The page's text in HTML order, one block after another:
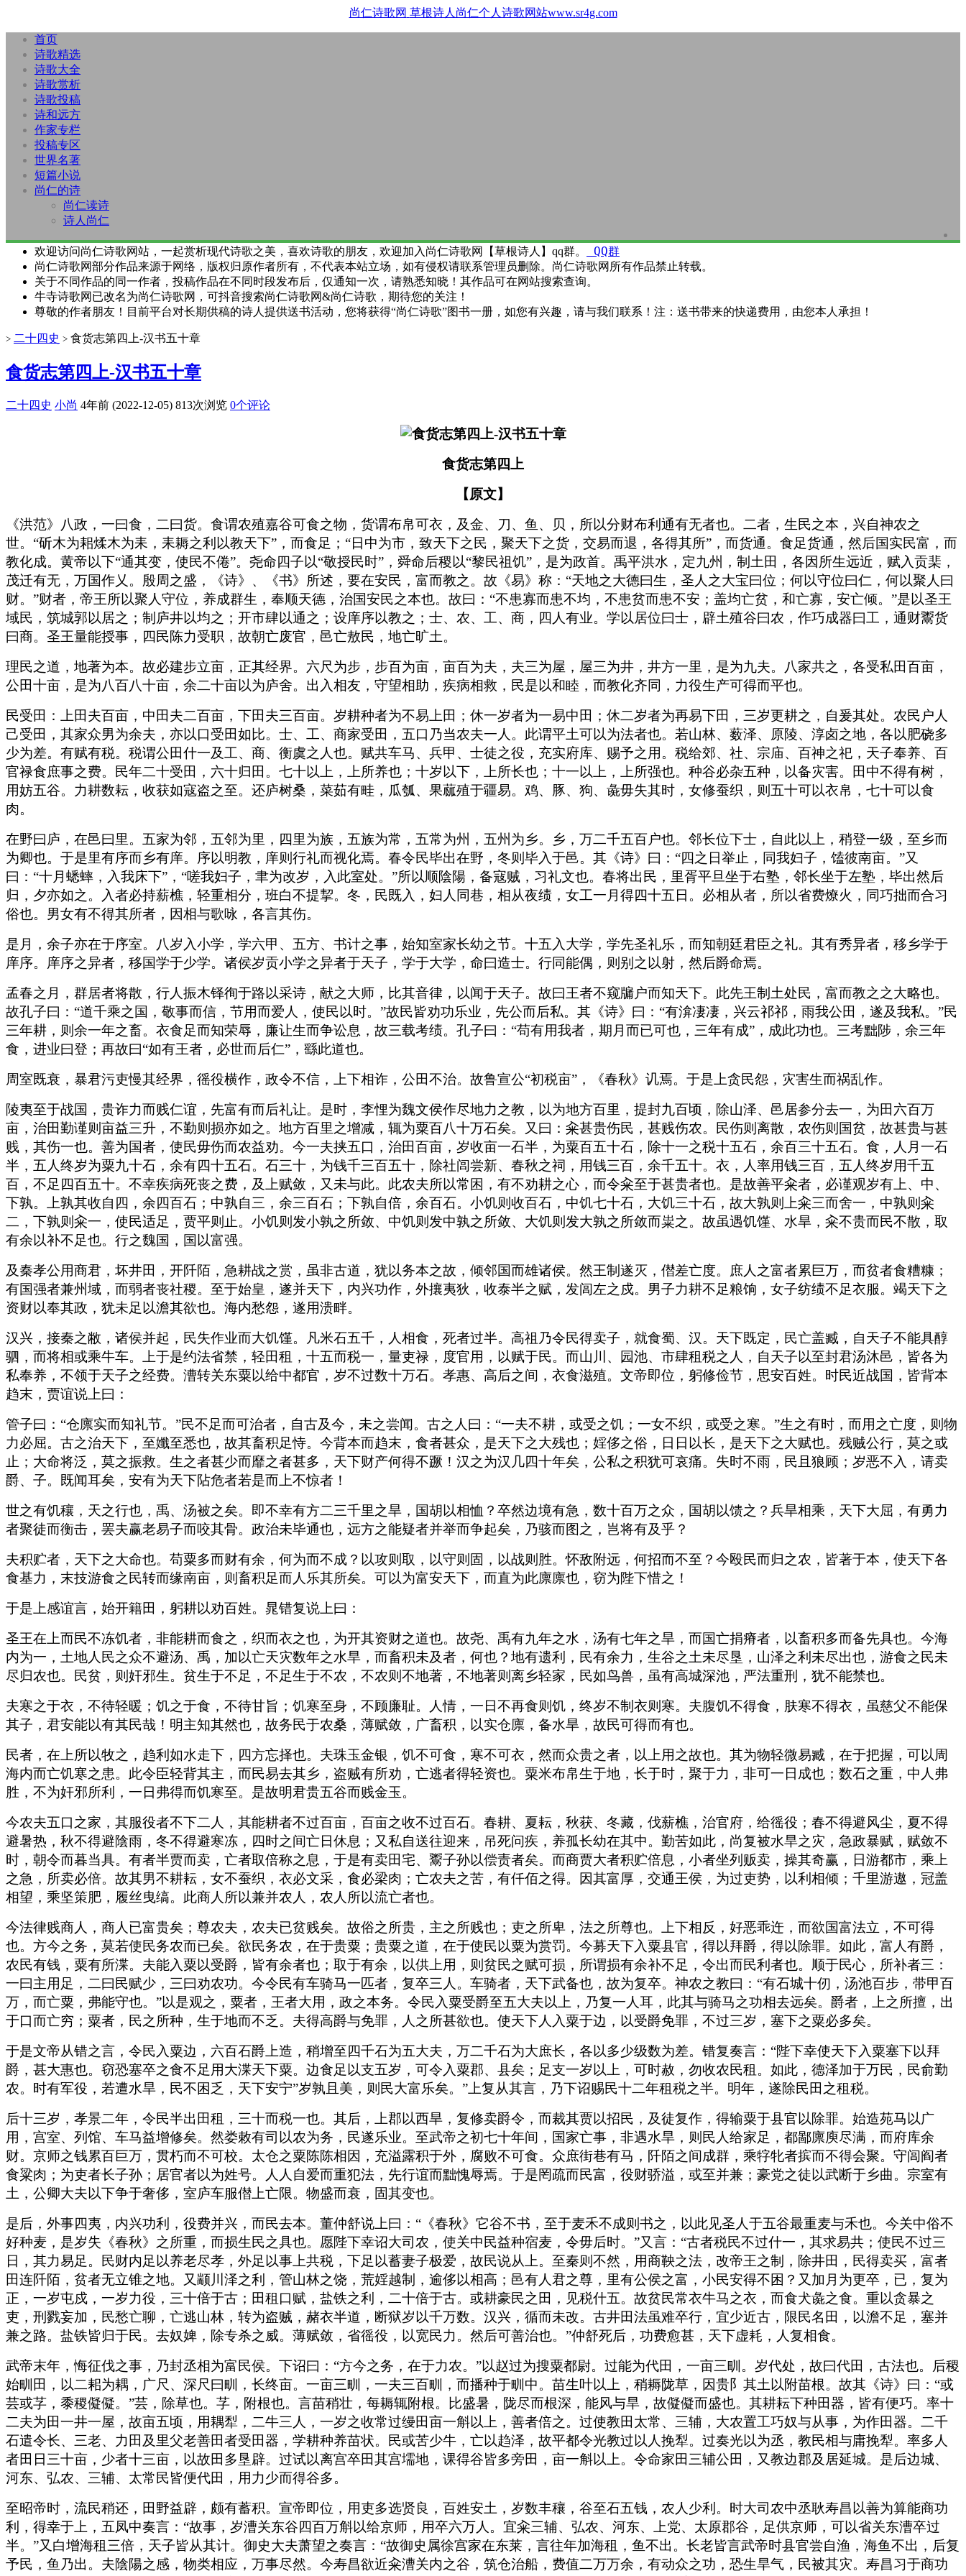
尚仁诗歌网 草根诗人尚仁个人诗歌网站www.sr4g.com
首页
诗歌精选
诗歌大全
诗歌赏析
诗歌投稿
诗和远方
作家专栏
投稿专区
世界名著
短篇小说
尚仁的诗
尚仁读诗
诗人尚仁
欢迎访问尚仁诗歌网站，一起赏析现代诗歌之美，喜欢诗歌的朋友，欢迎加入尚仁诗歌网【草根诗人】qq群。 QQ群
尚仁诗歌网部分作品来源于网络，版权归原作者所有，不代表本站立场，如有侵权请联系管理员删除。尚仁诗歌网所有作品禁止转载。
关于不同作品的同一作者，投稿作品在不同时段发布后，仅通知一次，请熟悉知晓！其作品可在网站搜索查询。
牛寺诗歌网已改名为尚仁诗歌网，可抖音搜索尚仁诗歌网&尚仁诗歌，期待您的关注！
尊敬的作者朋友！目前平台对长期供稿的诗人提供送书活动，您将获得“尚仁诗歌”图书一册，如您有兴趣，请与我们联系！注：送书带来的快递费用，由您本人承担！
> 二十四史 > 食货志第四上-汉书五十章
食货志第四上-汉书五十章
二十四史 小尚 4年前 (2022-12-05) 813次浏览 0个评论
食货志第四上
【原文】
《洪范》八政，一曰食，二曰货。食谓农殖嘉谷可食之物，货谓布帛可衣，及金、刀、鱼、贝，所以分财布利通有无者也。二者，生民之本，兴自神农之
世。“斫木为耜煣木为耒，耒耨之利以教天下”，而食足；“日中为市，致天下之民，聚天下之货，交易而退，各得其所”，而货通。食足货通，然后国实民富，而
教化成。黄帝以下“通其变，使民不倦”。尧命四子以“敬授民时”，舜命后稷以“黎民祖饥”，是为政首。禹平洪水，定九州，制土田，各因所生远近，赋入贡棐，
茂迁有无，万国作乂。殷周之盛，《诗》、《书》所述，要在安民，富而教之。故《易》称：“天地之大德曰生，圣人之大宝曰位；何以守位曰仁，何以聚人曰
财。”财者，帝王所以聚人守位，养成群生，奉顺天德，治国安民之本也。故曰：“不患寡而患不均，不患贫而患不安；盖均亡贫，和亡寡，安亡倾。”是以圣王
域民，筑城郭以居之；制庐井以均之；开市肆以通之；设庠序以教之；士、农、工、商，四人有业。学以居位曰士，辟土殖谷曰农，作巧成器曰工，通财鬻货
曰商。圣王量能授事，四民陈力受职，故朝亡废官，邑亡敖民，地亡旷土。
理民之道，地著为本。故必建步立亩，正其经界。六尺为步，步百为亩，亩百为夫，夫三为屋，屋三为井，井方一里，是为九夫。八家共之，各受私田百亩，
公田十亩，是为八百八十亩，余二十亩以为庐舍。出入相友，守望相助，疾病相救，民是以和睦，而教化齐同，力役生产可得而平也。
民受田：上田夫百亩，中田夫二百亩，下田夫三百亩。岁耕种者为不易上田；休一岁者为一易中田；休二岁者为再易下田，三岁更耕之，自爰其处。农民户人
己受田，其家众男为余夫，亦以口受田如比。士、工、商家受田，五口乃当农夫一人。此谓平土可以为法者也。若山林、薮泽、原陵、淳卤之地，各以肥硗多
少为差。有赋有税。税谓公田什一及工、商、衡虞之人也。赋共车马、兵甲、士徒之役，充实府库、赐予之用。税给郊、社、宗庙、百神之祀，天子奉养、百
官禄食庶事之费。民年二十受田，六十归田。七十以上，上所养也；十岁以下，上所长也；十一以上，上所强也。种谷必杂五种，以备灾害。田中不得有树，
用妨五谷。力耕数耘，收获如寇盗之至。还庐树桑，菜茹有畦，瓜瓠、果蓏殖于疆易。鸡、豚、狗、彘毋失其时，女修蚕织，则五十可以衣帛，七十可以食
肉。
在野曰庐，在邑曰里。五家为邻，五邻为里，四里为族，五族为常，五常为州，五州为乡。乡，万二千五百户也。邻长位下士，自此以上，稍登一级，至乡而
为卿也。于是里有序而乡有庠。序以明教，庠则行礼而视化焉。春令民毕出在野，冬则毕入于邑。其《诗》曰：“四之日举止，同我妇子，馌彼南亩。”又
曰：“十月蟋蟀，入我床下”，“嗟我妇子，聿为改岁，入此室处。”所以顺陰陽，备寇贼，习礼文也。春将出民，里胥平旦坐于右塾，邻长坐于左塾，毕出然后
归，夕亦如之。入者必持薪樵，轻重相分，班白不提挈。冬，民既入，妇人同巷，相从夜绩，女工一月得四十五日。必相从者，所以省费燎火，同巧拙而合习
俗也。男女有不得其所者，因相与歌咏，各言其伤。
是月，余子亦在于序室。八岁入小学，学六甲、五方、书计之事，始知室家长幼之节。十五入大学，学先圣礼乐，而知朝廷君臣之礼。其有秀异者，移乡学于
庠序。庠序之异者，移国学于少学。诸侯岁贡小学之异者于天子，学于大学，命曰造士。行同能偶，则别之以射，然后爵命焉。
孟春之月，群居者将散，行人振木铎徇于路以采诗，献之大师，比其音律，以闻于天子。故曰王者不窥牖户而知天下。此先王制土处民，富而教之之大略也。
故孔子曰：“道千乘之国，敬事而信，节用而爱人，使民以时。”故民皆劝功乐业，先公而后私。其《诗》曰：“有渰凄凄，兴云祁祁，雨我公田，遂及我私。”民
三年耕，则余一年之畜。衣食足而知荣辱，廉让生而争讼息，故三载考绩。孔子曰：“苟有用我者，期月而已可也，三年有成”，成此功也。三考黜陟，余三年
食，进业曰登；再故曰“如有王者，必世而后仁”，繇此道也。
周室既衰，暴君污吏慢其经界，徭役横作，政令不信，上下相诈，公田不治。故鲁宣公“初税亩”，《春秋》讥焉。于是上贪民怨，灾害生而祸乱作。
陵夷至于战国，贵诈力而贱仁谊，先富有而后礼让。是时，李悝为魏文侯作尽地力之教，以为地方百里，提封九百顷，除山泽、邑居参分去一，为田六百万
亩，治田勤谨则亩益三升，不勤则损亦如之。地方百里之增减，辄为粟百八十万石矣。又曰：籴甚贵伤民，甚贱伤农。民伤则离散，农伤则国贫，故甚贵与甚
贱，其伤一也。善为国者，使民毋伤而农益劝。今一夫挟五口，治田百亩，岁收亩一石半，为粟百五十石，除十一之税十五石，余百三十五石。食，人月一石
半，五人终岁为粟九十石，余有四十五石。石三十，为钱千三百五十，除社闾尝新、春秋之祠，用钱三百，余千五十。衣，人率用钱三百，五人终岁用千五
百，不足四百五十。不幸疾病死丧之费，及上赋敛，又未与此。此农夫所以常困，有不劝耕之心，而令籴至于甚贵者也。是故善平籴者，必谨观岁有上、中、
下孰。上孰其收自四，余四百石；中孰自三，余三百石；下孰自倍，余百石。小饥则收百石，中饥七十石，大饥三十石，故大孰则上籴三而舍一，中孰则籴
二，下孰则籴一，使民适足，贾平则止。小饥则发小孰之所敛、中饥则发中孰之所敛、大饥则发大孰之所敛而粜之。故虽遇饥馑、水旱，籴不贵而民不散，取
有余以补不足也。行之魏国，国以富强。
及秦孝公用商君，坏井田，开阡陌，急耕战之赏，虽非古道，犹以务本之故，倾邻国而雄诸侯。然王制遂灭，僣差亡度。庶人之富者累巨万，而贫者食糟糠；
有国强者兼州域，而弱者丧社稷。至于始皇，遂并天下，内兴功作，外攘夷狄，收泰半之赋，发闾左之戍。男子力耕不足粮饷，女子纺绩不足衣服。竭天下之
资财以奉其政，犹未足以澹其欲也。海内愁怨，遂用溃畔。
汉兴，接秦之敝，诸侯并起，民失作业而大饥馑。凡米石五千，人相食，死者过半。高祖乃令民得卖子，就食蜀、汉。天下既定，民亡盖臧，自天子不能具醇
驷，而将相或乘牛车。上于是约法省禁，轻田租，十五而税一，量吏禄，度官用，以赋于民。而山川、园池、市肆租税之人，自天子以至封君汤沐邑，皆各为
私奉养，不领于天子之经费。漕转关东粟以给中都官，岁不过数十万石。孝惠、高后之间，衣食滋殖。文帝即位，躬修俭节，思安百姓。时民近战国，皆背本
趋末，贾谊说上曰：
管子曰：“仓廪实而知礼节。”民不足而可治者，自古及今，未之尝闻。古之人曰：“一夫不耕，或受之饥；一女不织，或受之寒。”生之有时，而用之亡度，则物
力必屈。古之治天下，至孅至悉也，故其畜积足恃。今背本而趋末，食者甚众，是天下之大残也；婬侈之俗，日日以长，是天下之大赋也。残贼公行，莫之或
止；大命将泛，莫之振救。生之者甚少而靡之者甚多，天下财产何得不蹶！汉之为汉几四十年矣，公私之积犹可哀痛。失时不雨，民且狼顾；岁恶不入，请卖
爵、子。既闻耳矣，安有为天下阽危者若是而上不惊者！
世之有饥穰，天之行也，禹、汤被之矣。即不幸有方二三千里之旱，国胡以相恤？卒然边境有急，数十百万之众，国胡以馈之？兵旱相乘，天下大屈，有勇力
者聚徒而衡击，罢夫赢老易子而咬其骨。政治未毕通也，远方之能疑者并举而争起矣，乃骇而图之，岂将有及乎？
夫积贮者，天下之大命也。苟粟多而财有余，何为而不成？以攻则取，以守则固，以战则胜。怀敌附远，何招而不至？今殴民而归之农，皆著于本，使天下各
食基力，末技游食之民转而缘南亩，则畜积足而人乐其所矣。可以为富安天下，而直为此廪廪也，窃为陛下惜之！
于是上感谊言，始开籍田，躬耕以劝百姓。晁错复说上曰：
圣王在上而民不冻饥者，非能耕而食之，织而衣之也，为开其资财之道也。故尧、禹有九年之水，汤有七年之旱，而国亡捐瘠者，以畜积多而备先具也。今海
内为一，土地人民之众不避汤、禹，加以亡天灾数年之水旱，而畜积未及者，何也？地有遗利，民有余力，生谷之土未尽垦，山泽之利未尽出也，游食之民未
尽归农也。民贫，则奸邪生。贫生于不足，不足生于不农，不农则不地著，不地著则离乡轻家，民如鸟兽，虽有高城深池，严法重刑，犹不能禁也。
夫寒之于衣，不待轻暖；饥之于食，不待甘旨；饥寒至身，不顾廉耻。人情，一日不再食则饥，终岁不制衣则寒。夫腹饥不得食，肤寒不得衣，虽慈父不能保
其子，君安能以有其民哉！明主知其然也，故务民于农桑，薄赋敛，广畜积，以实仓廪，备水旱，故民可得而有也。
民者，在上所以牧之，趋利如水走下，四方忘择也。夫珠玉金银，饥不可食，寒不可衣，然而众贵之者，以上用之故也。其为物轻微易臧，在于把握，可以周
海内而亡饥寒之患。此令臣轻背其主，而民易去其乡，盗贼有所劝，亡逃者得轻资也。粟米布帛生于地，长于时，聚于力，非可一日成也；数石之重，中人弗
胜，不为奸邪所利，一日弗得而饥寒至。是故明君贵五谷而贱金玉。
今农夫五口之家，其服役者不下二人，其能耕者不过百亩，百亩之收不过百石。春耕、夏耘，秋获、冬藏，伐薪樵，治官府，给徭役；春不得避风尘，夏不得
避暑热，秋不得避陰雨，冬不得避寒冻，四时之间亡日休息；又私自送往迎来，吊死问疾，养孤长幼在其中。勤苦如此，尚复被水旱之灾，急政暴赋，赋敛不
时，朝令而暮当具。有者半贾而卖，亡者取倍称之息，于是有卖田宅、鬻子孙以偿责者矣。而商贾大者积贮倍息，小者坐列贩卖，操其奇赢，日游都市，乘上
之急，所卖必倍。故其男不耕耘，女不蚕织，衣必文采，食必梁肉；亡农夫之苦，有仟佰之得。因其富厚，交通王侯，为过吏势，以利相倾；千里游遨，冠盖
相望，乘坚策肥，履丝曳缟。此商人所以兼并农人，农人所以流亡者也。
今法律贱商人，商人已富贵矣；尊农夫，农夫已贫贱矣。故俗之所贵，主之所贱也；吏之所卑，法之所尊也。上下相反，好恶乖迕，而欲国富法立，不可得
也。方今之务，莫若使民务农而已矣。欲民务农，在于贵粟；贵粟之道，在于使民以粟为赏罚。今募天下入粟县官，得以拜爵，得以除罪。如此，富人有爵，
农民有钱，粟有所渫。夫能入粟以受爵，皆有余者也；取于有余，以供上用，则贫民之赋可损，所谓损有余补不足，令出而民利者也。顺于民心，所补者三：
一曰主用足，二曰民赋少，三曰劝农功。今令民有车骑马一匹者，复卒三人。车骑者，天下武备也，故为复卒。神农之教曰：“有石城十仞，汤池百步，带甲百
万，而亡粟，弗能守也。”以是观之，粟者，王者大用，政之本务。令民入粟受爵至五大夫以上，乃复一人耳，此其与骑马之功相去远矣。爵者，上之所擅，出
于口而亡穷；粟者，民之所种，生于地而不乏。夫得高爵与免罪，人之所甚欲也。使天下人入粟于边，以受爵免罪，不过三岁，塞下之粟必多矣。
于是文帝从错之言，令民入粟边，六百石爵上造，稍增至四千石为五大夫，万二千石为大庶长，各以多少级数为差。错复奏言：“陛下幸使天下入粟塞下以拜
爵，甚大惠也。窃恐塞卒之食不足用大渫天下粟。边食足以支五岁，可令入粟郡、县矣；足支一岁以上，可时赦，勿收农民租。如此，德泽加于万民，民俞勤
农。时有军役，若遭水旱，民不困乏，天下安宁”岁孰且美，则民大富乐矣。”上复从其言，乃下诏赐民十二年租税之半。明年，遂除民田之租税。
后十三岁，孝景二年，令民半出田租，三十而税一也。其后，上郡以西旱，复修卖爵令，而裁其贾以招民，及徒复作，得输粟于县官以除罪。始造苑马以广
用，宫室、列馆、车马益增修矣。然娄敕有司以农为务，民遂乐业。至武帝之初七十年间，国家亡事，非遇水旱，则民人给家足，都鄙廪庾尽满，而府库余
财。京师之钱累百巨万，贯朽而不可校。太仓之粟陈陈相因，充溢露积于外，腐败不可食。众庶街巷有马，阡陌之间成群，乘牸牝者摈而不得会聚。守闾阎者
食粱肉；为吏者长子孙；居官者以为姓号。人人自爱而重犯法，先行谊而黜愧辱焉。于是罔疏而民富，役财骄溢，或至并兼；豪党之徒以武断于乡曲。宗室有
土，公卿大夫以下争于奢侈，室庐车服僣上亡限。物盛而衰，固其变也。
是后，外事四夷，内兴功利，役费并兴，而民去本。董仲舒说上曰：“《春秋》它谷不书，至于麦禾不成则书之，以此见圣人于五谷最重麦与禾也。今关中俗不
好种麦，是岁失《春秋》之所重，而损生民之具也。愿陛下幸诏大司农，使关中民益种宿麦，令毋后时。”又言：“古者税民不过什一，其求易共；使民不过三
日，其力易足。民财内足以养老尽孝，外足以事上共税，下足以蓄妻子极爱，故民说从上。至秦则不然，用商鞅之法，改帝王之制，除井田，民得卖买，富者
田连阡陌，贫者无立锥之地。又颛川泽之利，管山林之饶，荒婬越制，逾侈以相高；邑有人君之尊，里有公侯之富，小民安得不困？又加月为更卒，已，复为
正，一岁屯戍，一岁力役，三十倍于古；田租口赋，盐铁之利，二十倍于古。或耕豪民之田，见税什五。故贫民常衣牛马之衣，而食犬彘之食。重以贪暴之
吏，刑戮妄加，民愁亡聊，亡逃山林，转为盗贼，赭衣半道，断狱岁以千万数。汉兴，循而未改。古井田法虽难卒行，宜少近古，限民名田，以澹不足，塞并
兼之路。盐铁皆归于民。去奴婢，除专杀之威。薄赋敛，省徭役，以宽民力。然后可善治也。”仲舒死后，功费愈甚，天下虚耗，人复相食。
武帝末年，悔征伐之事，乃封丞相为富民侯。下诏曰：“方今之务，在于力农。”以赵过为搜粟都尉。过能为代田，一亩三甽。岁代处，故曰代田，古法也。后稷
始甽田，以二耜为耦，广尺、深尺曰甽，长终亩。一亩三甽，一夫三百甽，而播种于甽中。苗生叶以上，稍耨陇草，因贵阝其土以附苗根。故其《诗》曰：“或
芸或芓，黍稷儗儗。”芸，除草也。芓，附根也。言苗稍壮，每耨辄附根。比盛暑，陇尽而根深，能风与旱，故儗儗而盛也。其耕耘下种田器，皆有便巧。率十
二夫为田一井一屋，故亩五顷，用耦犁，二牛三人，一岁之收常过缦田亩一斛以上，善者倍之。过使教田太常、三辅，大农置工巧奴与从事，为作田器。二千
石遣令长、三老、力田及里父老善田者受田器，学耕种养苗状。民或苦少牛，亡以趋泽，故平都令光教过以人挽犁。过奏光以为丞，教民相与庸挽犁。率多人
者田日三十亩，少者十三亩，以故田多垦辟。过试以离宫卒田其宫壖地，课得谷皆多旁田，亩一斛以上。令命家田三辅公田，又教边郡及居延城。是后边城、
河东、弘农、三辅、太常民皆便代田，用力少而得谷多。
至昭帝时，流民稍还，田野益辟，颇有蓄积。宣帝即位，用吏多选贤良，百姓安土，岁数丰穰，谷至石五钱，农人少利。时大司农中丞耿寿昌以善为算能商功
利，得幸于上，五凤中奏言：“故事，岁漕关东谷四百万斛以给京师，用卒六万人。宜籴三辅、弘农、河东、上党、太原郡谷，足供京师，可以省关东漕卒过
半。”又白增海租三倍，天子皆从其计。御史大夫萧望之奏言：“故御史属徐宫家在东莱，言往年加海租，鱼不出。长老皆言武帝时县官尝自渔，海鱼不出，后复
予民，鱼乃出。夫陰陽之感，物类相应，万事尽然。今寿昌欲近籴漕关内之谷，筑仓治船，费值二万万余，有动众之功，恐生旱气，民被其灾。寿昌习于商功